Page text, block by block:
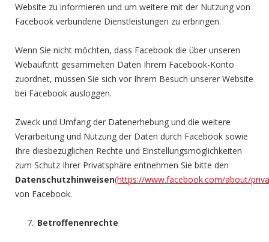
Website zu informieren und um weitere mit der Nutzung von
Facebook verbundene Dienstleistungen zu erbringen.
Wenn Sie nicht möchten, dass Facebook die über unseren
Webauftritt gesammelten Daten Ihrem Facebook-Konto
zuordnet, müssen Sie sich vor Ihrem Besuch unserer Website
bei Facebook ausloggen.
Zweck und Umfang der Datenerhebung und die weitere
Verarbeitung und Nutzung der Daten durch Facebook sowie
Ihre diesbezüglichen Rechte und Einstellungsmöglichkeiten
zum Schutz Ihrer Privatsphäre entnehmen Sie bitte den
Datenschutzhinweisen(https://www.facebook.com/about/
von Facebook.
Betroffenenrechte